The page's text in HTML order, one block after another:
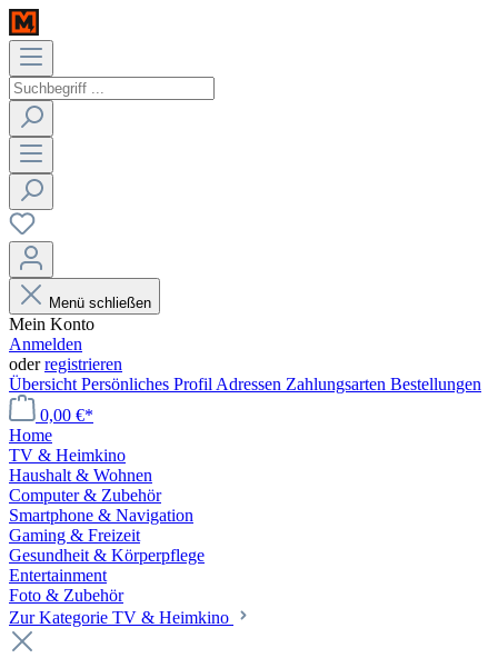
Menü schließen
Mein Konto
Anmelden
oderregistrieren
Übersicht Persönliches Profil Adressen Zahlungsarten Bestellungen
0,00 €*
Home
TV & Heimkino
Haushalt & Wohnen
Computer & Zubehör
Smartphone & Navigation
Gaming & Freizeit
Gesundheit & Körperpflege
Entertainment
Foto & Zubehör
Zur Kategorie TV & Heimkino